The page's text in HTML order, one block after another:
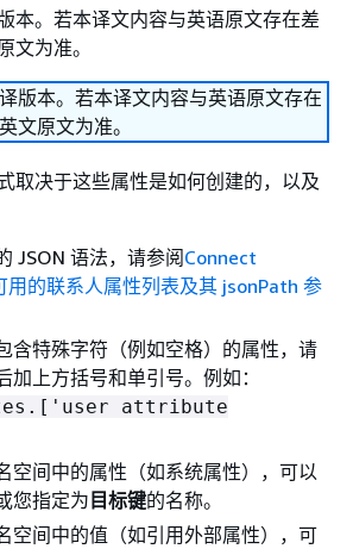
本。若本译文内容与英语原文存在差
文为准。
版本。若本译文内容与英语原文存在
文原文为准。
取决于这些属性是如何创建的，以及
JSON 语法，请参阅Connect
用的联系人属性列表及其 jsonPath 参
含特殊字符（例如空格）的属性，请
加上方括号和单引号。例如：
attribute
空间中的属性（如系统属性），可以
您指定为 目标键的名称。
空间中的值（如引用外部属性），可